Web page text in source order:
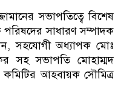
সভাপতিত্বে বিশেষ
পরিষদের সাধারণ সম্পাদক
সহযোগী অধ্যাপক মোঃ
সহ সভাপতি মোহাম্মদ
আহবায়ক সৌমিত্র